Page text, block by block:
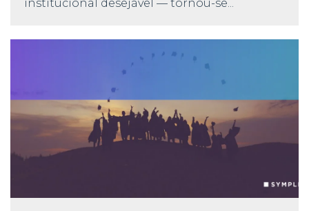
institucional desejável — tornou-se...